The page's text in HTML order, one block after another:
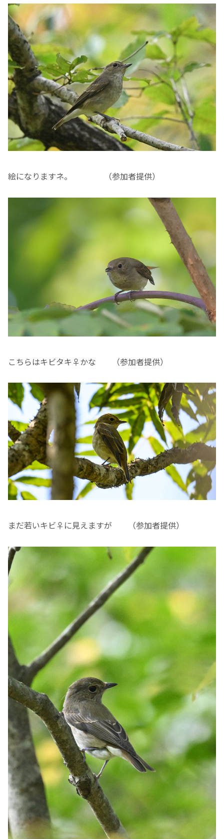
絵になりますネ。 （参加者提供）
こちらはキビタキ♀かな （参加者提供）
まだ若いキビ♀に見えますが （参加者提供）